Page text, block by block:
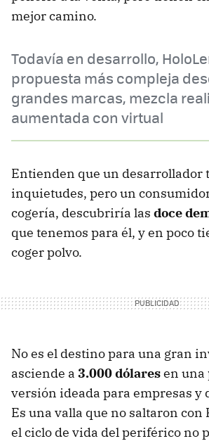
mejor camino.
Todavía en desarrollo,
propuesta más compleja
grandes marcas, mezcla
aumentada con virtual
Entienden que un desarrollador
inquietudes, pero un
cogería, descubriría las doce
que tenemos para él, y en poco
coger polvo.
No es el destino para una gran
asciende a 3.000 dólaresen
versión ideada para empresas y
Es una valla que no saltaron con
el ciclo de vida del periférico no